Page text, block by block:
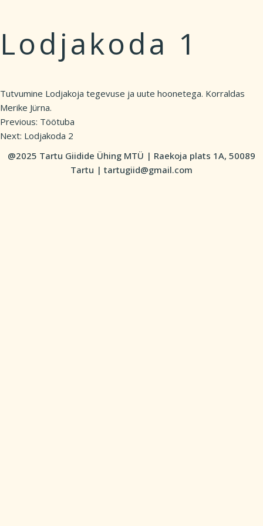
Lodjakoda 1
Tutvumine Lodjakoja tegevuse ja uute hoonetega. Korraldas
Merike Jürna.
Post
navigation
Previous: Töötuba
Next: Lodjakoda 2
@2025 Tartu Giidide Ühing MTÜ | Raekoja plats 1A, 50089
Tartu | tartugiid@gmail.com